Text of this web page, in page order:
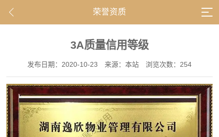
荣誉资质
3A质量信用等级
发布日期：2020-10-23 来源：本站 浏览次数：254